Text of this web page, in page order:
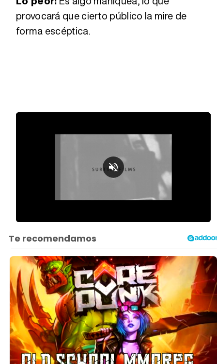
provocará que cierto público la mire de
forma escéptica.
39.13%